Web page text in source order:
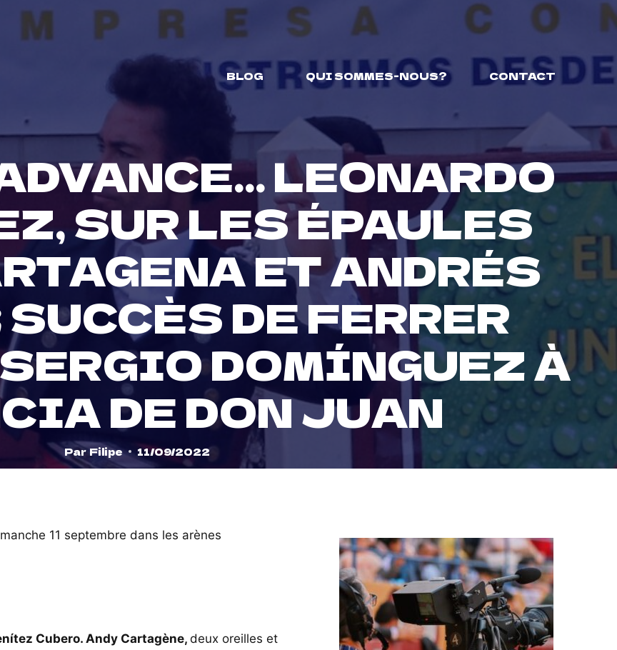
BLOG
QUI SOMMES-NOUS? CONTACT
LEONARDO
SUR LES ÉPAULES
ET ANDRÉS
SUCCÈS DE FERRER
DOMÍNGUEZ À
DE DON JUAN
ParFilipe 11/09/2022
11 septembre dans les arènes
Cubero. Andy Cartagène,deux oreilles et